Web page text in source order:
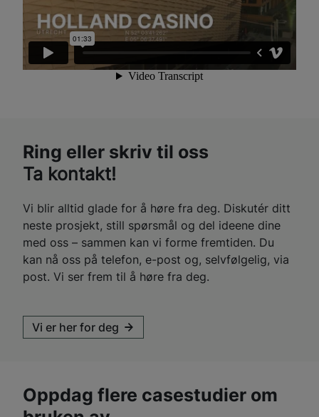
Ring eller skriv til oss
Ta kontakt!
Vi blir alltid glade for å høre fra deg. Diskutér ditt
neste prosjekt, still spørsmål og del ideene dine
med oss – sammen kan vi forme fremtiden. Du
kan nå oss på telefon, e-post og, selvfølgelig, via
post. Vi ser frem til å høre fra deg.
Vi er her for deg
Oppdag flere casestudier om